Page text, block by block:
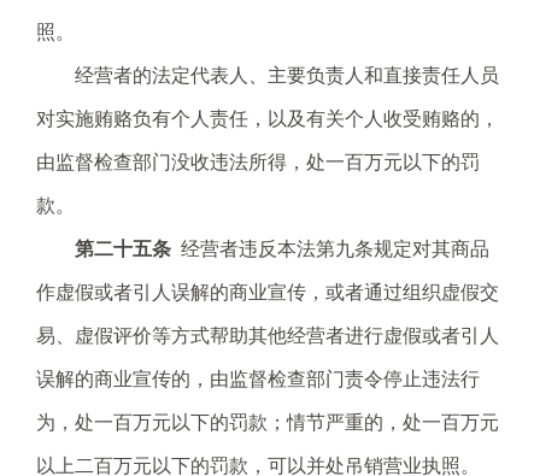
照。
经营者的法定代表人、主要负责人和直接责任人员
对实施贿赂负有个人责任，以及有关个人收受贿赂的，
由监督检查部门没收违法所得，处一百万元以下的罚
款。
第二十五条 经营者违反本法第九条规定对其商品
作虚假或者引人误解的商业宣传，或者通过组织虚假交
易、虚假评价等方式帮助其他经营者进行虚假或者引人
误解的商业宣传的，由监督检查部门责令停止违法行
为，处一百万元以下的罚款；情节严重的，处一百万元
以上二百万元以下的罚款，可以并处吊销营业执照。